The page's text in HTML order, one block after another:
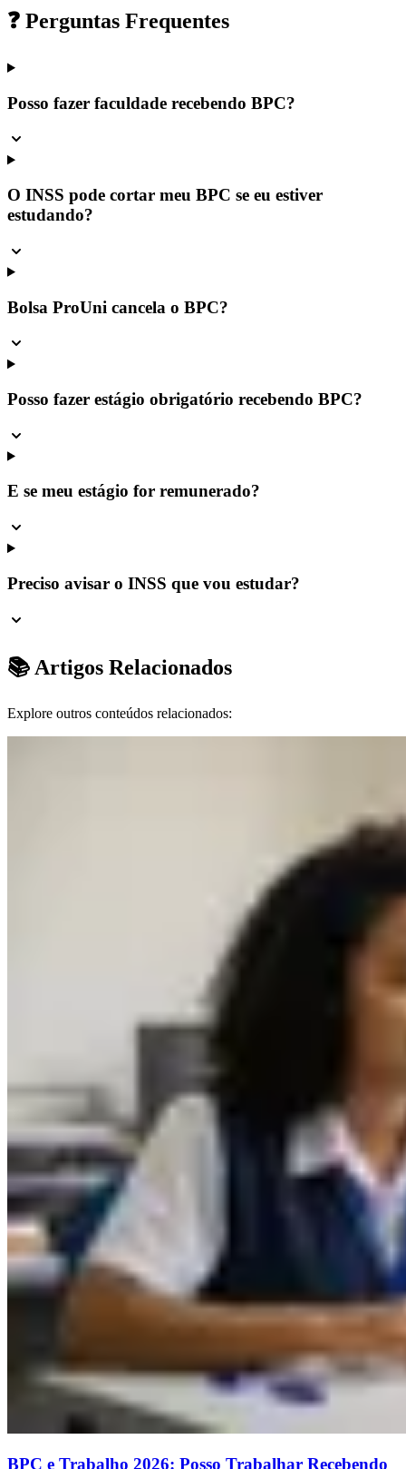
❓ Perguntas Frequentes
Posso fazer faculdade recebendo BPC?
O INSS pode cortar meu BPC se eu estiver
estudando?
Bolsa ProUni cancela o BPC?
Posso fazer estágio obrigatório recebendo BPC?
E se meu estágio for remunerado?
Preciso avisar o INSS que vou estudar?
📚 Artigos Relacionados
Explore outros conteúdos relacionados:
BPC e Trabalho 2026: Posso Trabalhar Recebendo